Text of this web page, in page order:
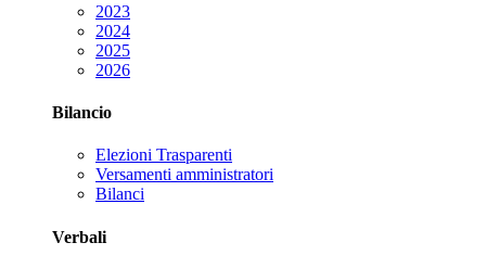
2023
2024
2025
2026
Bilancio
Elezioni Trasparenti
Versamenti amministratori
Bilanci
Verbali